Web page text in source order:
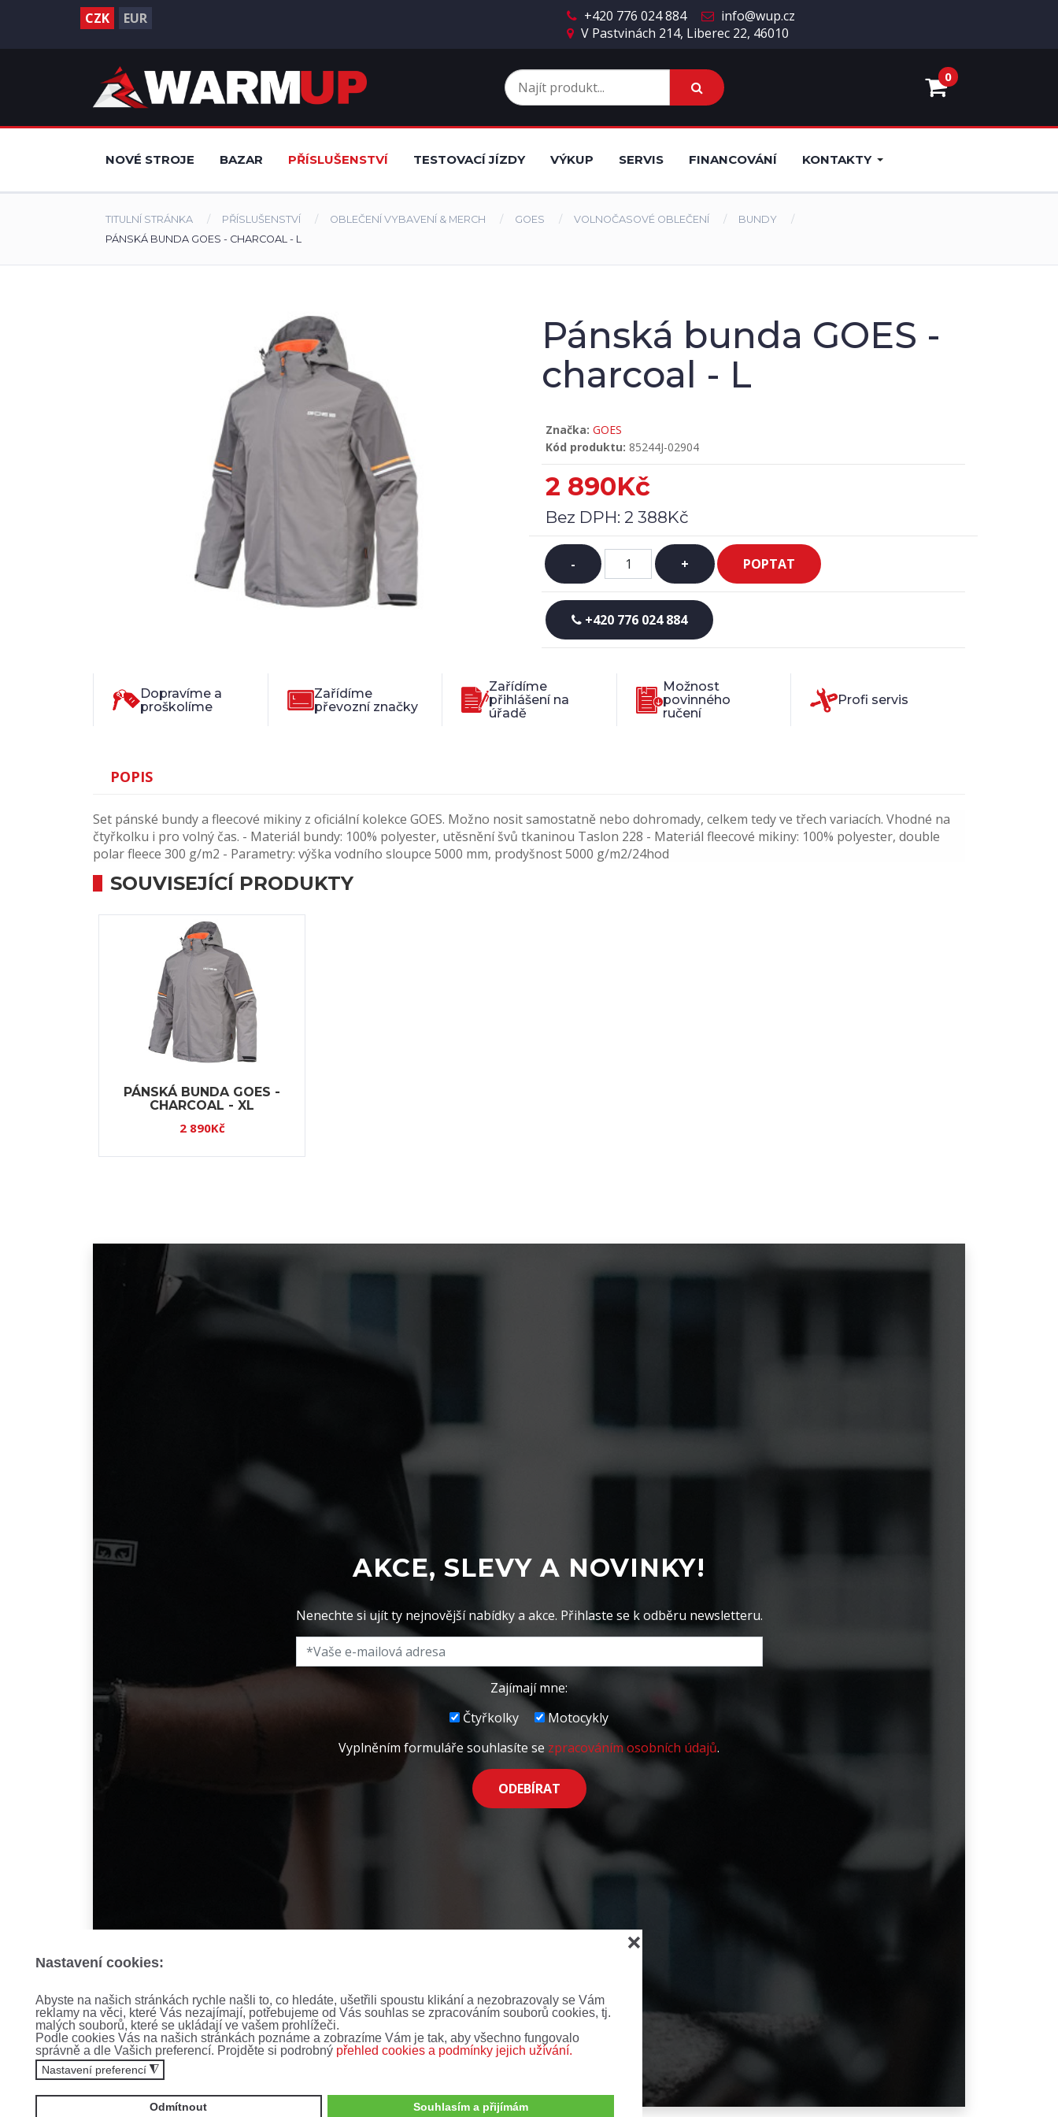
Nastavení cookies:
Abyste na našich stránkách rychle našli to, co hledáte, ušetřili spoustu klikání a nezobrazovaly se Vám
reklamy na věci, které Vás nezajímají, potřebujeme od Vás souhlas se zpracováním souborů cookies, tj.
malých souborů, které se ukládají ve vašem prohlížeči.
Podle cookies Vás na našich stránkách poznáme a zobrazíme Vám je tak, aby všechno fungovalo
správně a dle Vašich preferencí. Projděte si podrobný přehled cookies a podmínky jejich užívání.
Nastavení preferencí ◮
Odmítnout Souhlasím a přijímám
❌
CZK EUR +420 776 024 884
info@wup.cz
V Pastvinách 214, Liberec 22, 46010
0
NOVÉ STROJE BAZAR PŘÍSLUŠENSTVÍ TESTOVACÍ JÍZDY VÝKUP SERVIS FINANCOVÁNÍ KONTAKTY
TITULNÍ STRÁNKA PŘÍSLUŠENSTVÍ OBLEČENÍ VYBAVENÍ & MERCH GOES VOLNOČASOVÉ OBLEČENÍ
BUNDY
PÁNSKÁ BUNDA GOES - CHARCOAL - L
Pánská bunda GOES -
charcoal - L
Značka: GOES
Kód produktu: 85244J-02904
2 890Kč
Bez DPH: 2 388Kč
- + POPTAT
+420 776 024 884
Dopravíme a
proškolíme
Zařídíme
převozní značky
Zařídíme
přihlášení na
úřadě
Možnost
povinného
ručení
Profi servis
POPIS
Set pánské bundy a fleecové mikiny z oficiální kolekce GOES. Možno nosit samostatně nebo dohromady, celkem tedy ve třech variacích. Vhodné na
čtyřkolku i pro volný čas. - Materiál bundy: 100% polyester, utěsnění švů tkaninou Taslon 228 - Materiál fleecové mikiny: 100% polyester, double
polar fleece 300 g/m2 - Parametry: výška vodního sloupce 5000 mm, prodyšnost 5000 g/m2/24hod
SOUVISEJÍCÍ PRODUKTY
PÁNSKÁ BUNDA GOES -
CHARCOAL - XL
2 890Kč
AKCE, SLEVY A NOVINKY!
Nenechte si ujít ty nejnovější nabídky a akce. Přihlaste se k odběru newsletteru.
Zajímají mne:
Čtyřkolky
Motocykly
Vyplněním formuláře souhlasíte se zpracováním osobních údajů.
ODEBÍRAT